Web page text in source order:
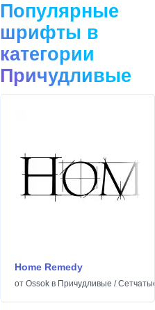
Популярные
шрифты в
категории
Причудливые
Home Remedy
от Ossok в Причудливые /